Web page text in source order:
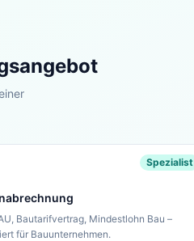
Spezialist
Bautarifvertrag, Mindestlohn Bau –
für Bauunternehmen.